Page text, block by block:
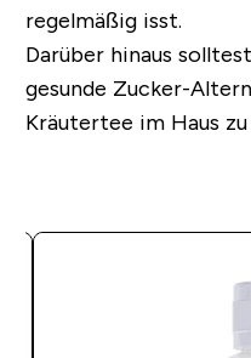
regelmäßig isst.
Darüber hinaus
gesunde Zucker-
Kräutertee im Haus zu